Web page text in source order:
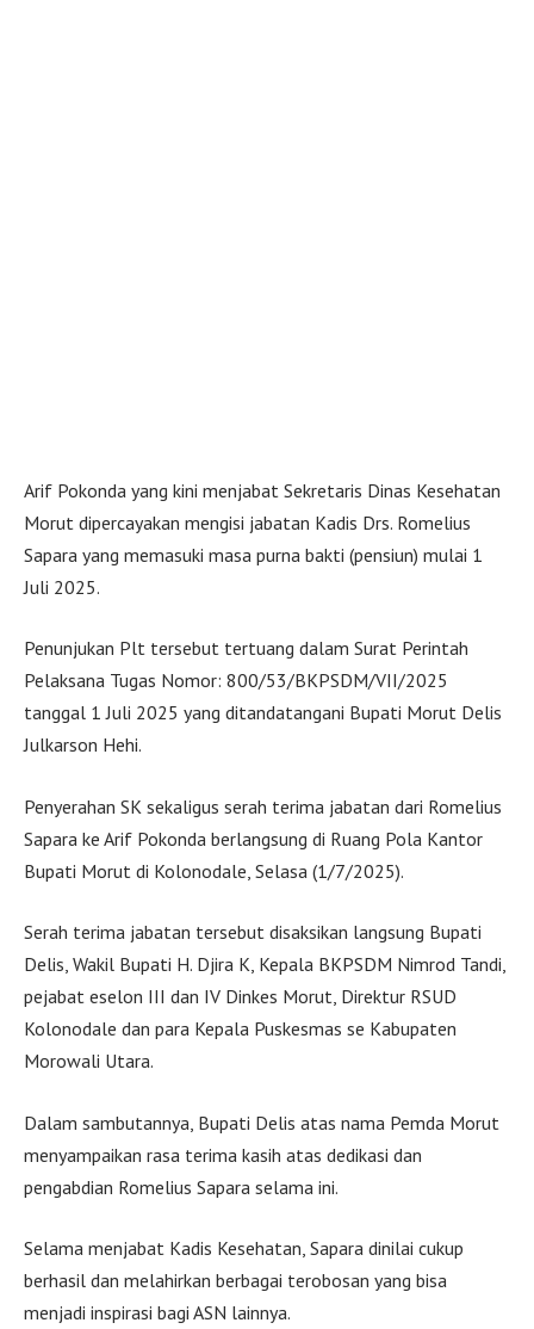
Arif Pokonda yang kini menjabat Sekretaris Dinas Kesehatan
Morut dipercayakan mengisi jabatan Kadis Drs. Romelius
Sapara yang memasuki masa purna bakti (pensiun) mulai 1
Juli 2025.
Penunjukan Plt tersebut tertuang dalam Surat Perintah
Pelaksana Tugas Nomor: 800/53/BKPSDM/VII/2025
tanggal 1 Juli 2025 yang ditandatangani Bupati Morut Delis
Julkarson Hehi.
Penyerahan SK sekaligus serah terima jabatan dari Romelius
Sapara ke Arif Pokonda berlangsung di Ruang Pola Kantor
Bupati Morut di Kolonodale, Selasa (1/7/2025).
Serah terima jabatan tersebut disaksikan langsung Bupati
Delis, Wakil Bupati H. Djira K, Kepala BKPSDM Nimrod Tandi,
pejabat eselon III dan IV Dinkes Morut, Direktur RSUD
Kolonodale dan para Kepala Puskesmas se Kabupaten
Morowali Utara.
Dalam sambutannya, Bupati Delis atas nama Pemda Morut
menyampaikan rasa terima kasih atas dedikasi dan
pengabdian Romelius Sapara selama ini.
Selama menjabat Kadis Kesehatan, Sapara dinilai cukup
berhasil dan melahirkan berbagai terobosan yang bisa
menjadi inspirasi bagi ASN lainnya.